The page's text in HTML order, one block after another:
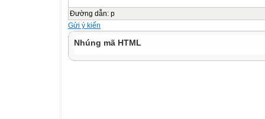
Đường dẫn: p
Gửi ý kiến
Nhúng mã HTML